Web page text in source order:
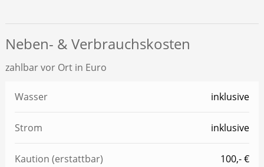
Neben- & Verbrauchskosten
zahlbar vor Ort in Euro
Wasser inklusive
Strom inklusive
Kaution (erstattbar) 100,- €